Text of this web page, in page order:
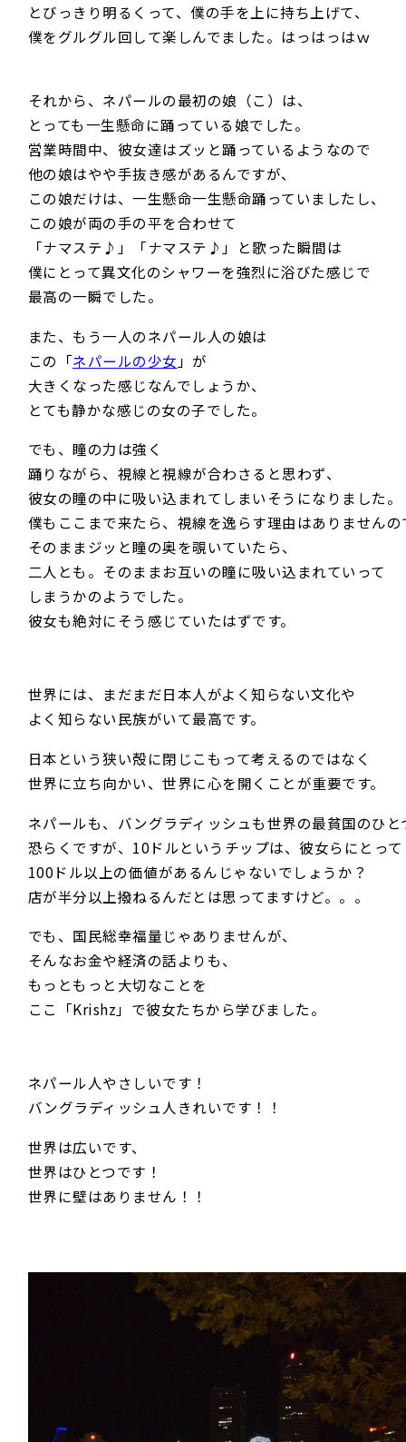
とびっきり明るくって、僕の手を上に持ち上げて、
僕をグルグル回して楽しんでました。はっはっはｗ
それから、ネパールの最初の娘（こ）は、
とっても一生懸命に踊っている娘でした。
営業時間中、彼女達はズッと踊っているようなので
他の娘はやや手抜き感があるんですが、
この娘だけは、一生懸命一生懸命踊っていましたし、
この娘が両の手の平を合わせて
「ナマステ♪」「ナマステ♪」と歌った瞬間は
僕にとって異文化のシャワーを強烈に浴びた感じで
最高の一瞬でした。
また、もう一人のネパール人の娘は
この「ネパールの少女 」が
大きくなった感じなんでしょうか、
とても静かな感じの女の子でした。
でも、瞳の力は強く
踊りながら、視線と視線が合わさると思わず、
彼女の瞳の中に吸い込まれてしまいそうになりました。
僕もここまで来たら、視線を逸らす理由はありませんの
そのままジッと瞳の奥を覗いていたら、
二人とも。そのままお互いの瞳に吸い込まれていって
しまうかのようでした。
彼女も絶対にそう感じていたはずです。
世界には、まだまだ日本人がよく知らない文化や
よく知らない民族がいて最高です。
日本という狭い殻に閉じこもって考えるのではなく
世界に立ち向かい、世界に心を開くことが重要です。
ネパールも、バングラディッシュも世界の最貧国のひと
恐らくですが、10ドルというチップは、彼女らにとって
100ドル以上の価値があるんじゃないでしょうか？
店が半分以上撥ねるんだとは思ってますけど。。。
でも、国民総幸福量じゃありませんが、
そんなお金や経済の話よりも、
もっともっと大切なことを
ここ「Krishz」で彼女たちから学びました。
ネパール人やさしいです！
バングラディッシュ人きれいです！！
世界は広いです、
世界はひとつです！
世界に壁はありません！！